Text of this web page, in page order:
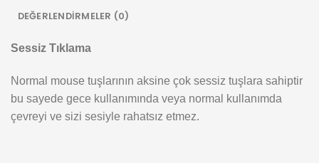
DEĞERLENDIRMELER (0)
Sessiz Tıklama
Normal mouse tuşlarının aksine çok sessiz tuşlara sahiptir
bu sayede gece kullanımında veya normal kullanımda
çevreyi ve sizi sesiyle rahatsız etmez.